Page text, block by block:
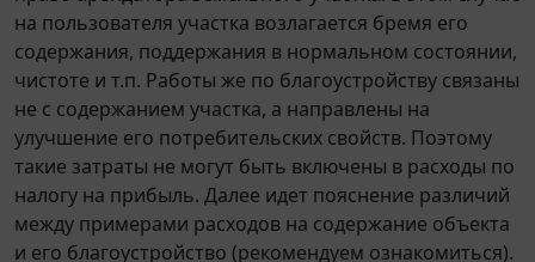
на пользователя участка возлагается бремя его
содержания, поддержания в нормальном состоянии,
чистоте и т.п. Работы же по благоустройству связаны
не с содержанием участка, а направлены на
улучшение его потребительских свойств. Поэтому
такие затраты не могут быть включены в расходы по
налогу на прибыль. Далее идет пояснение различий
между примерами расходов на содержание объекта
и его благоустройство (рекомендуем ознакомиться).